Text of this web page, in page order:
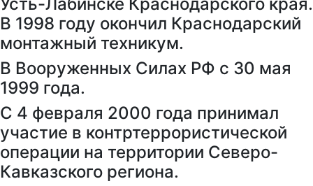
В 1998 году окончил Краснодарский
монтажный техникум.
В Вооруженных Силах РФ с 30 мая
1999 года.
С 4 февраля 2000 года принимал
участие в контртеррористической
операции на территории Северо-
Кавказского региона.